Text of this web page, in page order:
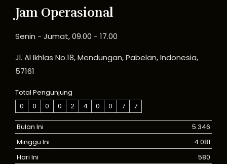
Jam Operasional
Senin - Jumat, 09.00 - 17.00
Jl. Al Ikhlas No.18, Mendungan, Pabelan, Indonesia,
57161
Total Pengunjung
0
0 0 0 2 4 0 0 7 7
Bulan Ini
5.346
Minggu Ini
4.081
Hari Ini
580